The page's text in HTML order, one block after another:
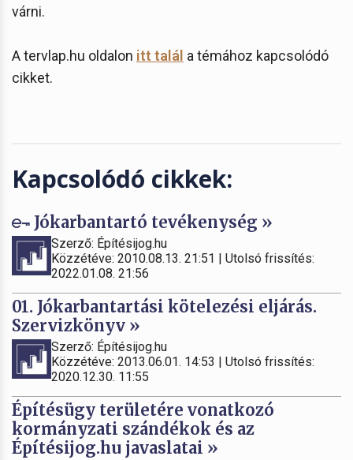
várni.
A tervlap.hu oldalon itt talál a témához kapcsolódó
cikket.
Kapcsolódó cikkek:
Jókarbantartó tevékenység »
Szerző: Építésijog.hu
Közzétéve: 2010.08.13. 21:51 | Utolsó frissítés:
2022.01.08. 21:56
01. Jókarbantartási kötelezési eljárás.
Szervizkönyv »
Szerző: Építésijog.hu
Közzétéve: 2013.06.01. 14:53 | Utolsó frissítés:
2020.12.30. 11:55
Építésügy területére vonatkozó
kormányzati szándékok és az
Építésijog.hu javaslatai »